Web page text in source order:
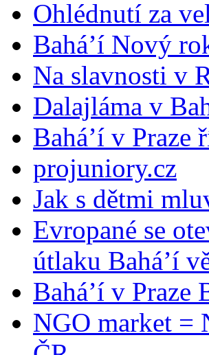
Ohlédnutí za
Bahá’í Nový
Na slavnosti v
Dalajláma v
Bahá’í v Praze
projuniory.cz
Jak s dětmi
Evropané se
útlaku Bahá’í
Bahá’í v Praze
NGO market =